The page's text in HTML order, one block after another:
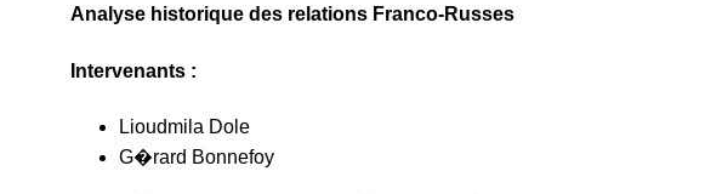
Analyse historique des relations Franco-Russes
Intervenants :
Lioudmila Dole
G�rard Bonnefoy